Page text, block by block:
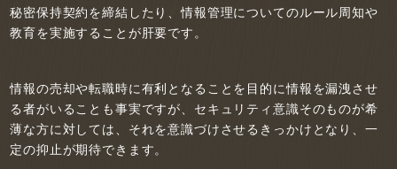
秘密保持契約を締結したり、情報管理についてのルール周知や
教育を実施することが肝要です。
情報の売却や転職時に有利となることを目的に情報を漏洩させ
る者がいることも事実ですが、セキュリティ意識そのものが希
薄な方に対しては、それを意識づけさせるきっかけとなり、一
定の抑止が期待できます。